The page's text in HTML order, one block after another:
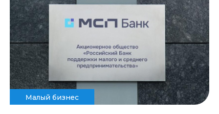
Малый бизнес